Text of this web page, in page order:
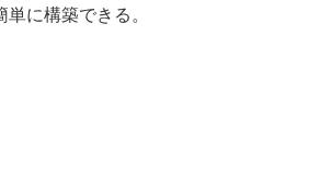
単に構築できる。